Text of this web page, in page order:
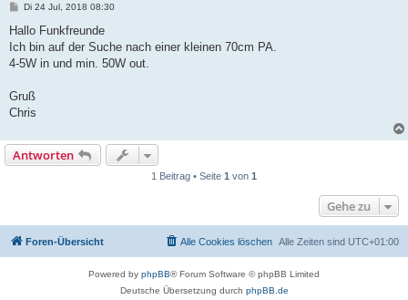
B
i
r
a
Di 24 Jul, 2018 08:30
Hallo Funkfreunde
Ich bin auf der Suche nach einer kleinen 70cm PA.
4-5W in und min. 50W out.
Gruß
Chris
Antworten
1 Beitrag • Seite 1 von 1
Gehe zu
Foren-Übersicht Alle Zeiten sind UTC+01:00
Alle Cookies löschen
Powered by phpBB® Forum Software © phpBB Limited
Deutsche Übersetzung durch phpBB.de